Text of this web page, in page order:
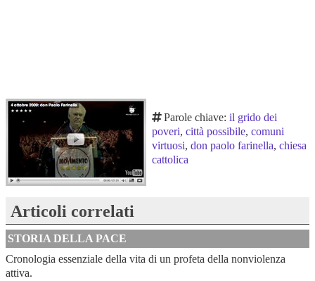
Parole chiave:il grido dei
poveri, città possibile, comuni
virtuosi, don paolo farinella, chiesa
cattolica
Articoli correlati
STORIA DELLA PACE
Cronologia essenziale della vita di un profeta della nonviolenza
attiva.